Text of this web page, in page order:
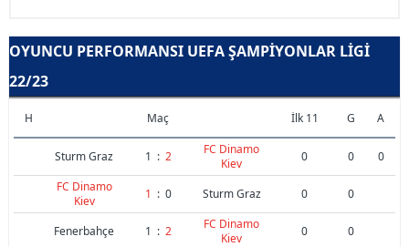
OYUNCU PERFORMANSI UEFA ŞAMPIYONLAR LIGI
22/23
H Maç İlk 11 G A
Sturm Graz 1 : 2
FC Dinamo
Kiev
0 0
0
FC Dinamo
Kiev
1 : 0 Sturm Graz 0 0
Fenerbahçe 1 : 2
FC Dinamo
Kiev
0
0